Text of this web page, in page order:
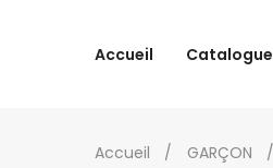
Accueil Catalogue
Accueil GARÇON